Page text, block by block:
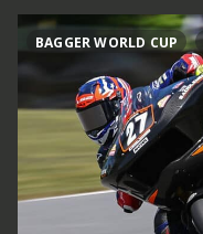
BAGGER WORLD CUP